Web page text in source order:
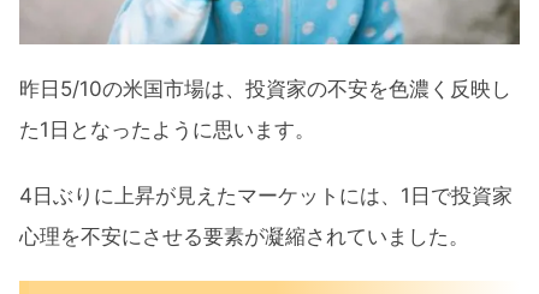
多くの失敗が今後の投資に活かせる財
産となった
少しずつでも機動力をアップさせる経
今後、同様な場面では投資経験が生き
る
昨日5/10の米国市場は、投資家の不安を色濃く反映し
た1日となったように思います。
4日ぶりに上昇が見えたマーケットには、1日で投資家
心理を不安にさせる要素が凝縮されていました。